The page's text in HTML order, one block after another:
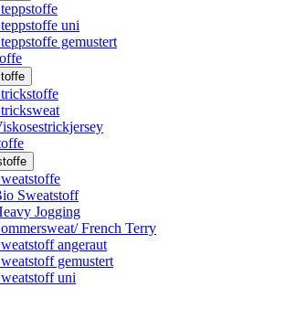
uni
gemustert
Sweatstoff
Jogging
French Terry
angeraut
gemustert
uni